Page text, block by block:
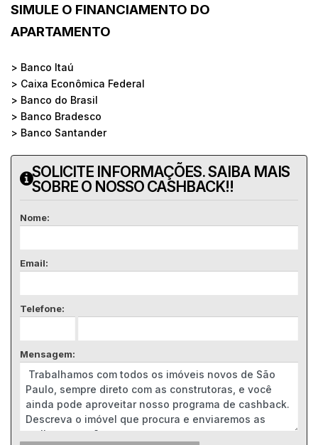
SIMULE O FINANCIAMENTO DO
APARTAMENTO
> Banco Itaú
> Caixa Econômica Federal
> Banco do Brasil
> Banco Bradesco
> Banco Santander
SOLICITE INFORMAÇÕES. SAIBA MAIS
SOBRE O NOSSO CASHBACK!!
Nome:
Email:
Telefone:
Mensagem: